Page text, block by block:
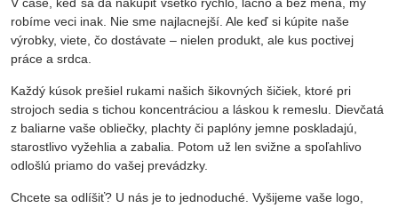
V čase, keď sa dá nakúpiť všetko rýchlo, lacno a bez mena, my
robíme veci inak. Nie sme najlacnejší. Ale keď si kúpite naše
výrobky, viete, čo dostávate – nielen produkt, ale kus poctivej
práce a srdca.
Každý kúsok prešiel rukami našich šikovných šičiek, ktoré pri
strojoch sedia s tichou koncentráciou a láskou k remeslu. Dievčatá
z baliarne vaše obliečky, plachty či paplóny jemne poskladajú,
starostlivo vyžehlia a zabalia. Potom už len svižne a spoľahlivo
odlošlú priamo do vašej prevádzky.
Chcete sa odlíšiť? U nás je to jednoduché. Vyšijeme vaše logo,